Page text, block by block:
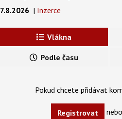
7.8.2026 | Inzerce
Vlákna
Podle času
Pokud chcete přidávat
Registrovat nebo